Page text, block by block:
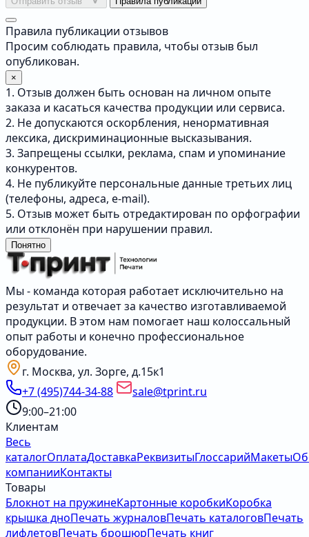
Правила публикации отзывов
Просим соблюдать правила, чтобы отзыв был
опубликован.
×
1. Отзыв должен быть основан на личном опыте
заказа и касаться качества продукции или сервиса.
2. Не допускаются оскорбления, ненормативная
лексика, дискриминационные высказывания.
3. Запрещены ссылки, реклама, спам и упоминание
конкурентов.
4. Не публикуйте персональные данные третьих лиц
(телефоны, адреса, e-mail).
5. Отзыв может быть отредактирован по орфографии
или отклонён при нарушении правил.
Понятно
Мы - команда которая работает исключительно на
результат и отвечает за качество изготавливаемой
продукции. В этом нам помогает наш колоссальный
опыт работы и конечно профессиональное
оборудование.
г. Москва, ул. Зорге, д.15к1
+7 (495)744-34-88
sale@tprint.ru
9:00–21:00
Клиентам
Весь
каталогОплатаДоставкаРеквизитыГлоссарийМакеты
компанииКонтакты
Товары
Блокнот на пружинеКартонные коробкиКоробка
крышка дноПечать журналовПечать каталоговПечать
лифлетовПечать брошюрПечать книг